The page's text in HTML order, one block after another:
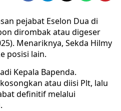
pejabat Eselon Dua di
dirombak atau digeser
Menariknya, Sekda Hilmy
posisi lain.
Kepala Bapenda.
atau diisi Plt, lalu
definitif melalui